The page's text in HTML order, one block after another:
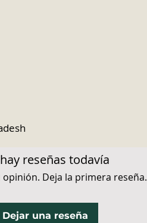
reseñas todavía
Deja la primera reseña.
Dejar una reseña